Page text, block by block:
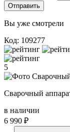
Отправить
Вы уже смотрели
Код: 109277
5
Сварочный
в наличии
6 990 ₽